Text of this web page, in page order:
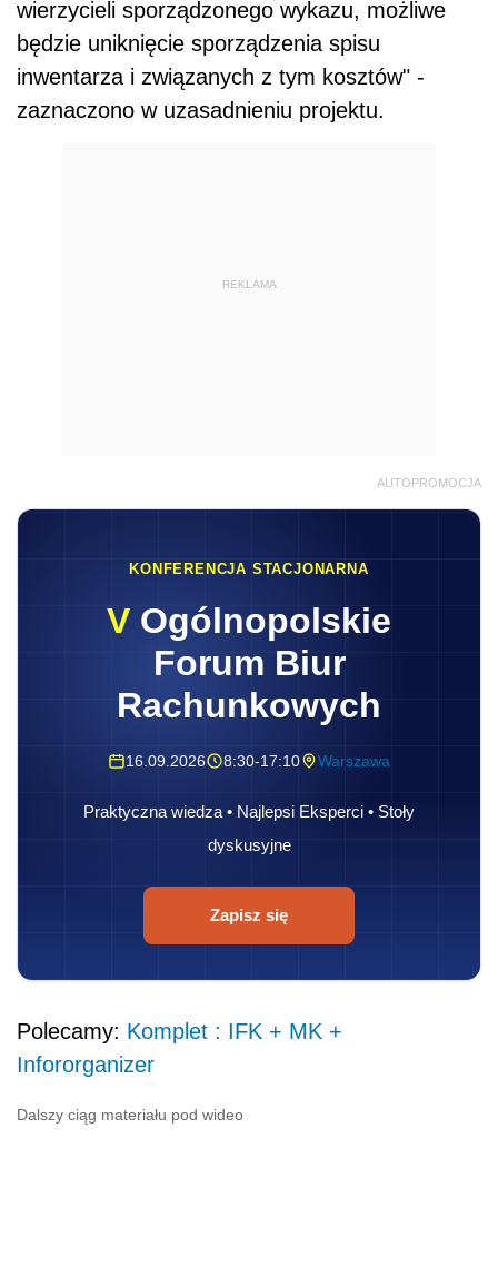
wierzycieli sporządzonego wykazu, możliwe
będzie uniknięcie sporządzenia spisu
inwentarza i związanych z tym kosztów" -
zaznaczono w uzasadnieniu projektu.
REKLAMA
AUTOPROMOCJA
KONFERENCJA STACJONARNA
V Ogólnopolskie
Forum Biur
Rachunkowych
16.09.2026 8:30-17:10 Warszawa
Praktyczna wiedza • Najlepsi Eksperci • Stoły
dyskusyjne
Zapisz się
Polecamy: Komplet : IFK + MK +
Infororganizer
Dalszy ciąg materiału pod wideo